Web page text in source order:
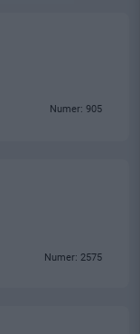
Numer: 905
Numer: 2575